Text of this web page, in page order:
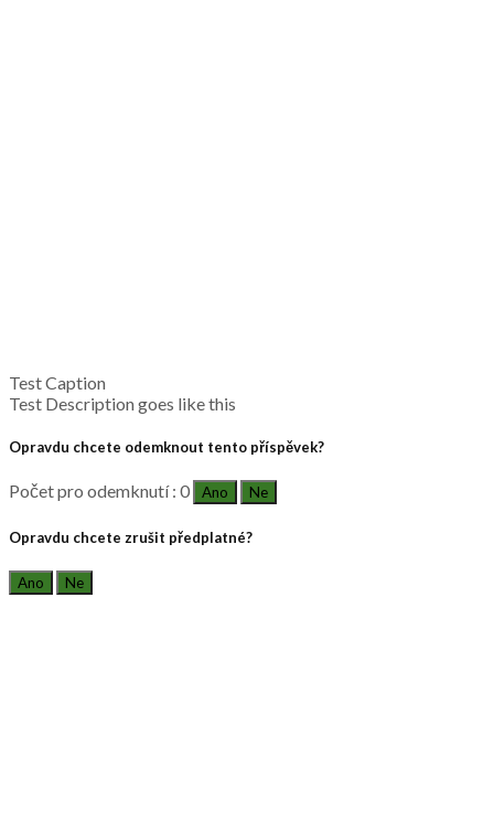
Test Caption
Test Description goes like this
Opravdu chcete odemknout tento příspěvek?
Počet pro odemknutí : 0 Ano Ne
Opravdu chcete zrušit předplatné?
Ano Ne